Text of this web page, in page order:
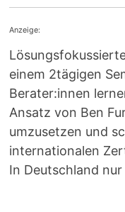
Anzeige:
einem 2tägigen
Berater:innen
Ansatz von Ben
umzusetzen und
internationalen
In Deutschland nur